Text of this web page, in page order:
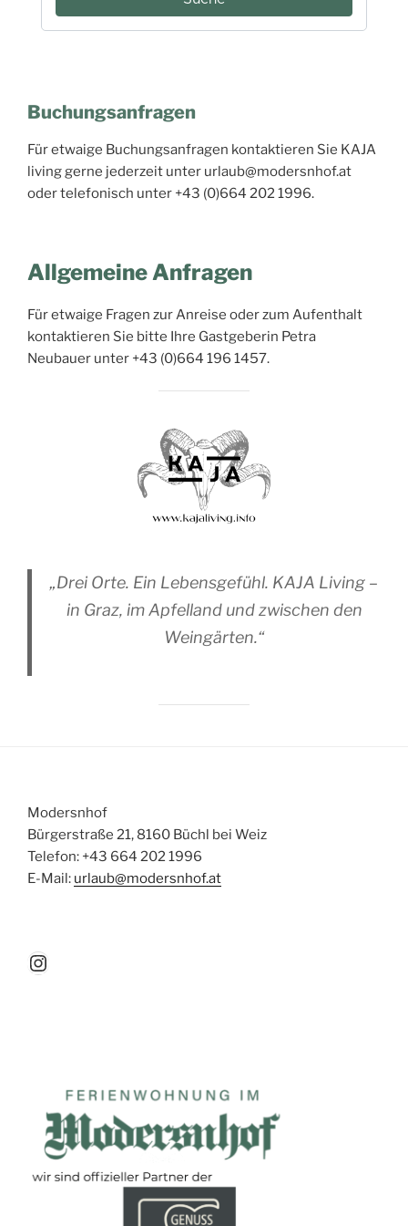
Buchungsanfragen
Für etwaige Buchungsanfragen kontaktieren Sie KAJA
living gerne jederzeit unter urlaub@modersnhof.at
oder telefonisch unter +43 (0)664 202 1996.
Allgemeine Anfragen
Für etwaige Fragen zur Anreise oder zum Aufenthalt
kontaktieren Sie bitte Ihre Gastgeberin Petra
Neubauer unter +43 (0)664 196 1457.
„Drei Orte. Ein Lebensgefühl. KAJA Living –
in Graz, im Apfelland und zwischen den
Weingärten.“
Modersnhof
Bürgerstraße 21, 8160 Büchl bei Weiz
Telefon: +43 664 202 1996
E-Mail: urlaub@modersnhof.at
Instagram